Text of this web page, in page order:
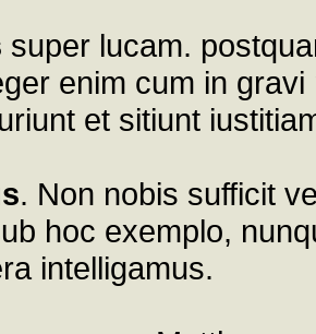
super lucam.
enim cum in
et sitiunt
. Non nobis sufficit
hoc exemplo,
intelligamus.